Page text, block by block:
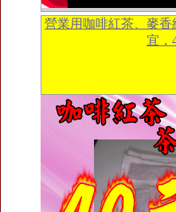
營業用咖啡紅茶、麥
宜，